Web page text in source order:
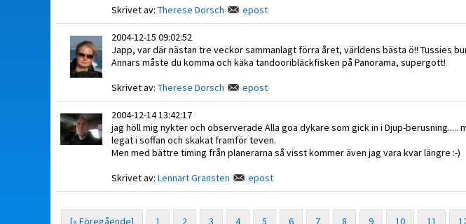
Skrivet av: Therese Dorsch epost
2004-12-15 09:02:52
Japp, var där nästan tre veckor sammanlagt förra året, världens bästa ö!! Tussies
Annars måste du komma och käka tandooribläckfisken på Panorama, supergott!
Skrivet av: Therese Dorsch epost
2004-12-14 13:42:17
jag höll mig nykter och observerade Alla goa dykare som gick in i Djup-
legat i soffan och skakat framför teven.
Men med bättre timing från planerarna så visst kommer även jag vara kvar längre :-)
Skrivet av: Lennart Gransten epost
[« Föregående] 1 2 3 4 5 6 7 8 9 10 11